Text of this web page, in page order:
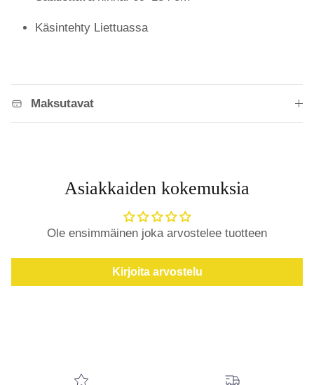
Käsintehty Liettuassa
Maksutavat
Asiakkaiden kokemuksia
Ole ensimmäinen joka arvostelee tuotteen
Kirjoita arvostelu